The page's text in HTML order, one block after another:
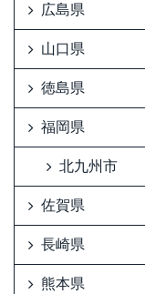
広島県
山口県
徳島県
福岡県
北九州市
佐賀県
長崎県
熊本県